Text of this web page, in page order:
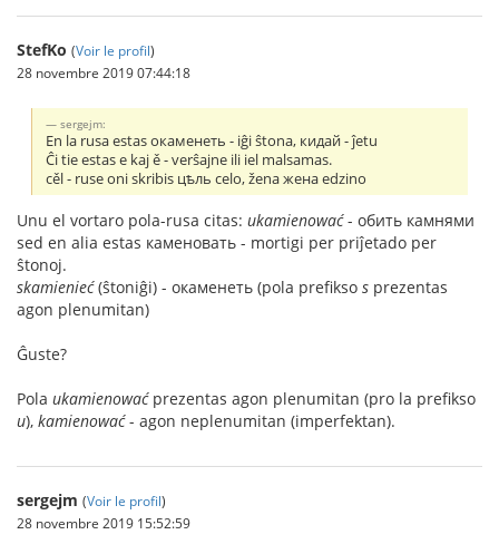
StefKo (Voir le profil)
28 novembre 2019 07:44:18
sergejm:
En la rusa estas окаменеть - iĝi ŝtona, кидай - ĵetu
Ĉi tie estas e kaj ě - verŝajne ili iel malsamas.
cěl - ruse oni skribis цѣль celo, žena жена edzino
Unu el vortaro pola-rusa citas: ukamienować- обить камнями
sed en alia estas каменовать - mortigi per priĵetado per
ŝtonoj.
skamienieć(ŝtoniĝi) - окаменеть (pola prefikso s prezentas
agon plenumitan)
Ĝuste?
Pola ukamienowaćprezentas agon plenumitan (pro la prefikso
u), kamienować- agon neplenumitan (imperfektan).
sergejm (Voir le profil)
28 novembre 2019 15:52:59